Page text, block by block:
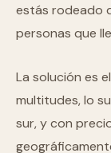
estás rodeado
personas que
La solución es
multitudes, lo
sur, y con